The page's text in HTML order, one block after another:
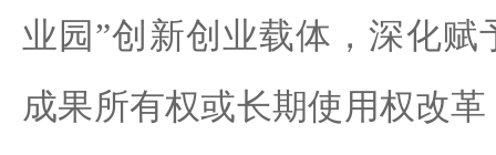
业园”创新创业载体，深化赋
成果所有权或长期使用权改